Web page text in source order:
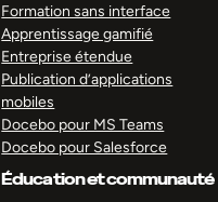
Formation sans interface
Apprentissage gamifié
Entreprise étendue
Publication d’applications
mobiles
Docebo pour MS Teams
Docebo pour Salesforce
Éducation et communauté